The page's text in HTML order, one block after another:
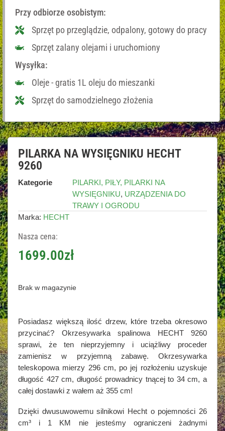
Przy odbiorze osobistym:
Sprzęt po przeglądzie, odpalony, gotowy do pracy
Sprzęt zalany olejami i uruchomiony
Wysyłka:
Oleje - gratis 1L oleju do mieszanki
Sprzęt do samodzielnego złożenia
PILARKA NA WYSIĘGNIKU HECHT
9260
Kategorie
PILARKI, PIŁY, PILARKI NA
WYSIĘGNIKU, URZĄDZENIA DO
TRAWY I OGRODU
Marka: HECHT
Nasza cena:
1699.00zł
Brak w magazynie
Posiadasz większą ilość drzew, które trzeba okresowo
przycinać? Okrzesywarka spalinowa HECHT 9260
sprawi, że ten nieprzyjemny i uciążliwy proceder
zamienisz w przyjemną zabawę. Okrzesywarka
teleskopowa mierzy 296 cm, po jej rozłożeniu uzyskuje
długość 427 cm, długość prowadnicy tnącej to 34 cm, a
całej dostawki z wałem aż 355 cm!
Dzięki dwusuwowemu silnikowi Hecht o pojemności 26
cm³ i 1 KM nie jesteśmy ograniczeni żadnymi